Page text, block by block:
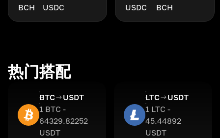
BCH
USDC
USDC
BCH
热门搭配
BTC
USDT
1 BTC -
64329.82252
USDT
LTC
USDT
1 LTC -
45.44892
USDT